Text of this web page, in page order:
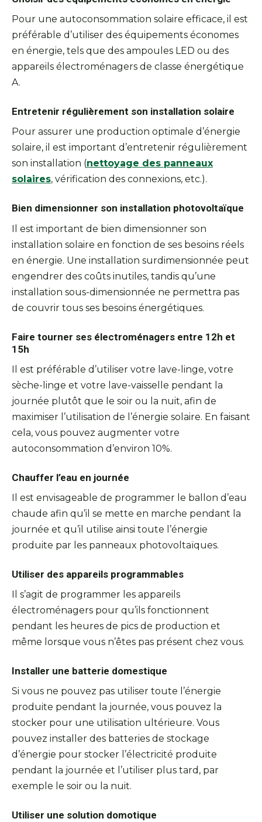
Pour une autoconsommation solaire efficace, il est
préférable d’utiliser des équipements économes
en énergie, tels que des ampoules LED ou des
appareils électroménagers de classe énergétique
A.
Entretenir régulièrement son installation solaire
Pour assurer une production optimale d’énergie
solaire, il est important d’entretenir régulièrement
son installation (nettoyage des panneaux
solaires, vérification des connexions, etc.).
Bien dimensionner son installation photovoltaïque
Il est important de bien dimensionner son
installation solaire en fonction de ses besoins réels
en énergie. Une installation surdimensionnée peut
engendrer des coûts inutiles, tandis qu’une
installation sous-dimensionnée ne permettra pas
de couvrir tous ses besoins énergétiques.
Faire tourner ses électroménagers entre 12h et
15h
Il est préférable d’utiliser votre lave-linge, votre
sèche-linge et votre lave-vaisselle pendant la
journée plutôt que le soir ou la nuit, afin de
maximiser l’utilisation de l’énergie solaire. En faisant
cela, vous pouvez augmenter votre
autoconsommation d’environ 10%.
Chauffer l’eau en journée
Il est envisageable de programmer le ballon d’eau
chaude afin qu’il se mette en marche pendant la
journée et qu’il utilise ainsi toute l’énergie
produite par les panneaux photovoltaïques.
Utiliser des appareils programmables
Il s’agit de programmer les appareils
électroménagers pour qu’ils fonctionnent
pendant les heures de pics de production et
même lorsque vous n’êtes pas présent chez vous.
Installer une batterie domestique
Si vous ne pouvez pas utiliser toute l’énergie
produite pendant la journée, vous pouvez la
stocker pour une utilisation ultérieure. Vous
pouvez installer des batteries de stockage
d’énergie pour stocker l’électricité produite
pendant la journée et l’utiliser plus tard, par
exemple le soir ou la nuit.
Utiliser une solution domotique